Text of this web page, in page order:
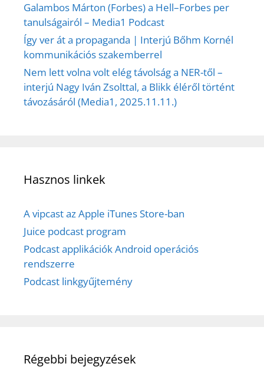
Galambos Márton (Forbes) a Hell–Forbes per
tanulságairól – Media1 Podcast
Így ver át a propaganda | Interjú Bőhm Kornél
kommunikációs szakemberrel
Nem lett volna volt elég távolság a NER-től –
interjú Nagy Iván Zsolttal, a Blikk éléről történt
távozásáról (Media1, 2025.11.11.)
Hasznos linkek
A vipcast az Apple iTunes Store-ban
Juice podcast program
Podcast applikációk Android operációs
rendszerre
Podcast linkgyűjtemény
Régebbi bejegyzések